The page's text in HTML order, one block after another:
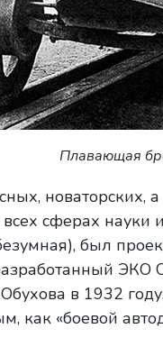
Плавающая
новаторских,
сферах
был
ЭКО
в 1932
как «боевой